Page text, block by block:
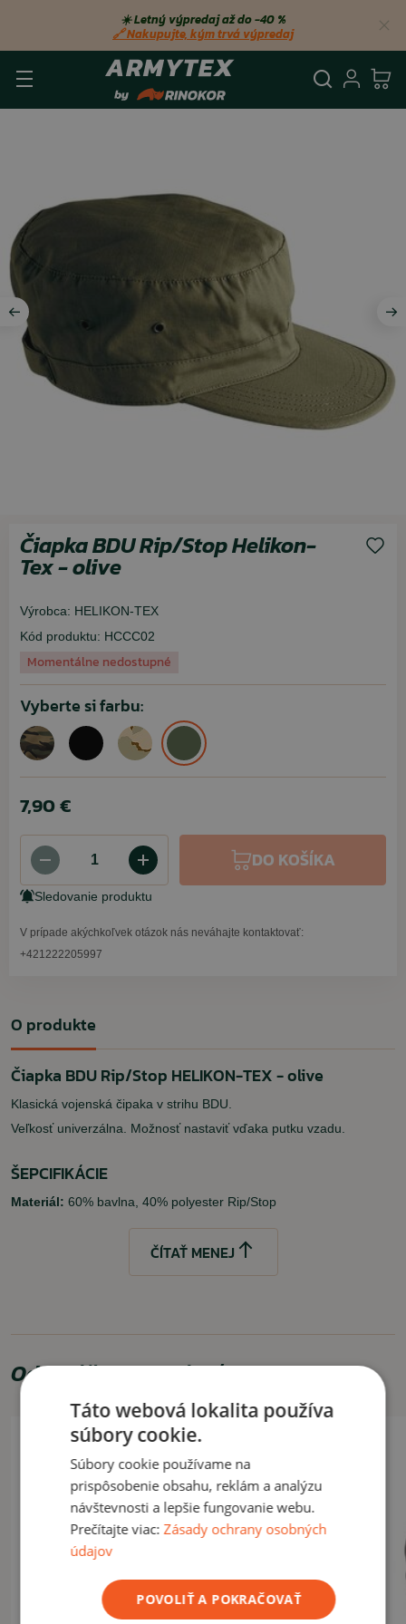
☀️ Letný výpredaj až do −40 %
🔗 Nakupujte, kým trvá výpredaj
Čiapka BDU Rip/Stop Helikon-
Tex - olive
Výrobca: HELIKON-TEX
Kód produktu: HCCC02
Momentálne nedostupné
Vyberte si farbu:
7,90 €
DO KOŠÍKA
Sledovanie produktu
V prípade akýchkoľvek otázok nás neváhajte kontaktovať:
+421222205997
O produkte
Čiapka BDU Rip/Stop HELIKON-TEX - olive
Klasická vojenská čipaka v strihu BDU.
Veľkosť univerzálna. Možnosť nastaviť vďaka putku vzadu.
ŠEPCIFIKÁCIE
Materiál: 60% bavlna, 40% polyester Rip/Stop
ČÍTAŤ MENEJ
Odporúčame zakúpiť
Táto webová lokalita používa
súbory cookie.
Súbory cookie používame na
prispôsobenie obsahu, reklám a analýzu
návštevnosti a lepšie fungovanie webu.
Prečítajte viac:Zásady ochrany osobných
údajov
POVOLIŤ A POKRAČOVAŤ